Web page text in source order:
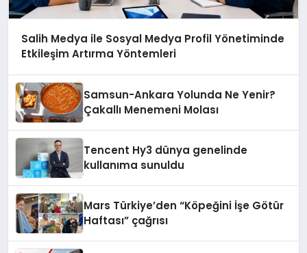
Salih Medya ile Sosyal Medya Profil Yönetiminde
Etkileşim Artırma Yöntemleri
Samsun-Ankara Yolunda Ne Yenir?
Çakallı Menemeni Molası
Tencent Hy3 dünya genelinde
kullanıma sunuldu
Mars Türkiye’den “Köpeğini İşe Götür
Haftası” çağrısı